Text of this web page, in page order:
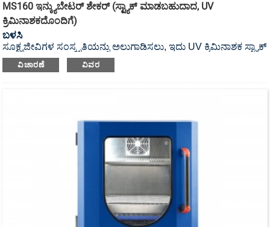
MS160 ಇನ್ಕ್ಯುಬೇಟರ್ ಶೇಕರ್ (ಸ್ಟ್ಯಾಕ್ ಮಾಡಬಹುದಾದ, UV
ಕ್ರಿಮಿನಾಶಕದೊಂದಿಗೆ)
ಬಳಸಿ
ಸೂಕ್ಷ್ಮಜೀವಿಗಳ ಸಂಸ್ಕೃತಿಯನ್ನು ಅಲುಗಾಡಿಸಲು, ಇದು UV ಕ್ರಿಮಿನಾಶಕ ಸ್ಟ್ಯಾಕ್
ಮಾಡಬಹುದಾದ ಇನ್ಕ್ಯುಬೇಟರ್ ಶೇಕರ್ ಆಗಿದೆ.
ವಿಚಾರಣೆ ವಿವರ